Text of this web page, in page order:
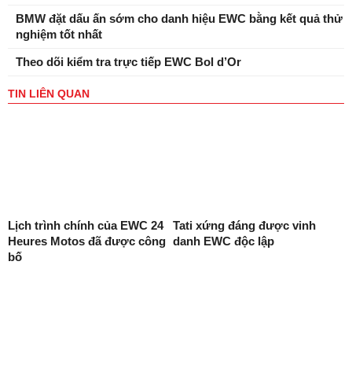
BMW đặt dấu ấn sớm cho danh hiệu EWC bằng kết quả thử
nghiệm tốt nhất
Theo dõi kiểm tra trực tiếp EWC Bol d’Or
TIN LIÊN QUAN
Lịch trình chính của EWC 24
Heures Motos đã được công
bố
Tati xứng đáng được vinh
danh EWC độc lập